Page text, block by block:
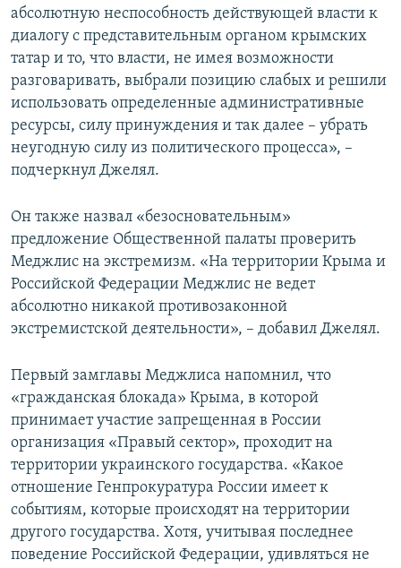
абсолютную неспособность действующей власти к
диалогу с представительным органом крымских
татар и то, что власти, не имея возможности
разговаривать, выбрали позицию слабых и решили
использовать определенные административные
ресурсы, силу принуждения и так далее – убрать
неугодную силу из политического процесса», –
подчеркнул Джелял.
Он также назвал «безосновательным»
предложение Общественной палаты проверить
Меджлис на экстремизм. «На территории Крыма и
Российской Федерации Меджлис не ведет
абсолютно никакой противозаконной
экстремистской деятельности», – добавил Джелял.
Первый замглавы Меджлиса напомнил, что
«гражданская блокада» Крыма, в которой
принимает участие запрещенная в России
организация «Правый сектор», проходит на
территории украинского государства. «Какое
отношение Генпрокуратура России имеет к
событиям, которые происходят на территории
другого государства. Хотя, учитывая последнее
поведение Российской Федерации, удивляться не